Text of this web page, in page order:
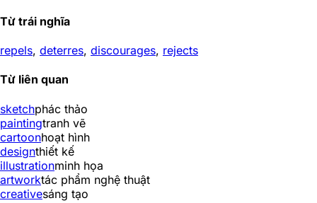
Từ trái nghĩa
repels, deterres, discourages, rejects
Từ liên quan
sketchphác thảo
paintingtranh vẽ
cartoonhoạt hình
designthiết kế
illustrationminh họa
artworktác phẩm nghệ thuật
creativesáng tạo